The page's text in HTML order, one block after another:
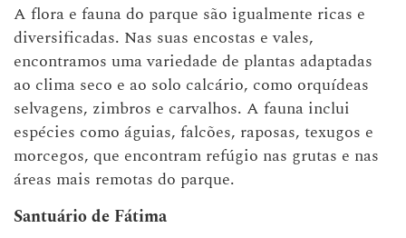
A flora e fauna do parque são igualmente ricas e
diversificadas. Nas suas encostas e vales,
encontramos uma variedade de plantas adaptadas
ao clima seco e ao solo calcário, como orquídeas
selvagens, zimbros e carvalhos. A fauna inclui
espécies como águias, falcões, raposas, texugos e
morcegos, que encontram refúgio nas grutas e nas
áreas mais remotas do parque.
Santuário de Fátima